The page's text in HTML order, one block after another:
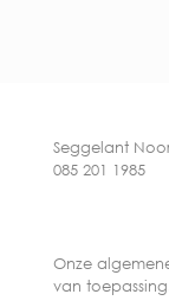
Seggelant
085 201 1985
Onze
van